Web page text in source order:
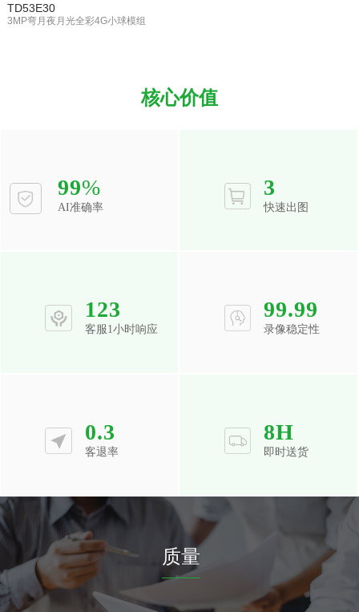
TD53E30
3MP弯月夜月光全彩4G小球模组
核心价值
99%
AI准确率
3
快速出图
123
客服1小时响应
99.99
录像稳定性
0.3
客退率
8H
即时送货
质量